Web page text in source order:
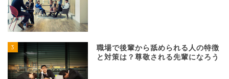
3
職場で後輩から舐められる人の特徴
と対策は？尊敬される先輩になろう